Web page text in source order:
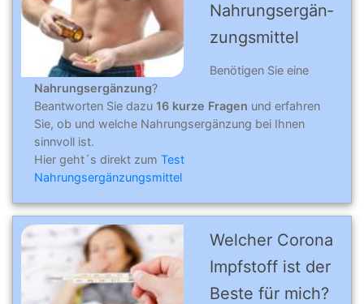
Nahrungs­er­gän­
zungs­mit­tel
Benötigen Sie eine
Nahrungsergänzung?
Beantworten Sie dazu 16 kurze Fragen und erfahren
Sie, ob und welche Nahrungsergänzung bei Ihnen
sinnvoll ist.
Hier geht´s direkt zum Test
Nahrungsergänzungsmittel
Welcher Corona
Impfstoff ist der
Beste für mich?